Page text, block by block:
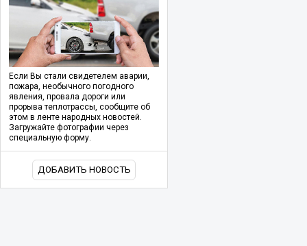
Если Вы стали свидетелем аварии,
пожара, необычного погодного
явления, провала дороги или
прорыва теплотрассы, сообщите об
этом в ленте народных новостей.
Загружайте фотографии через
специальную форму.
ДОБАВИТЬ НОВОСТЬ